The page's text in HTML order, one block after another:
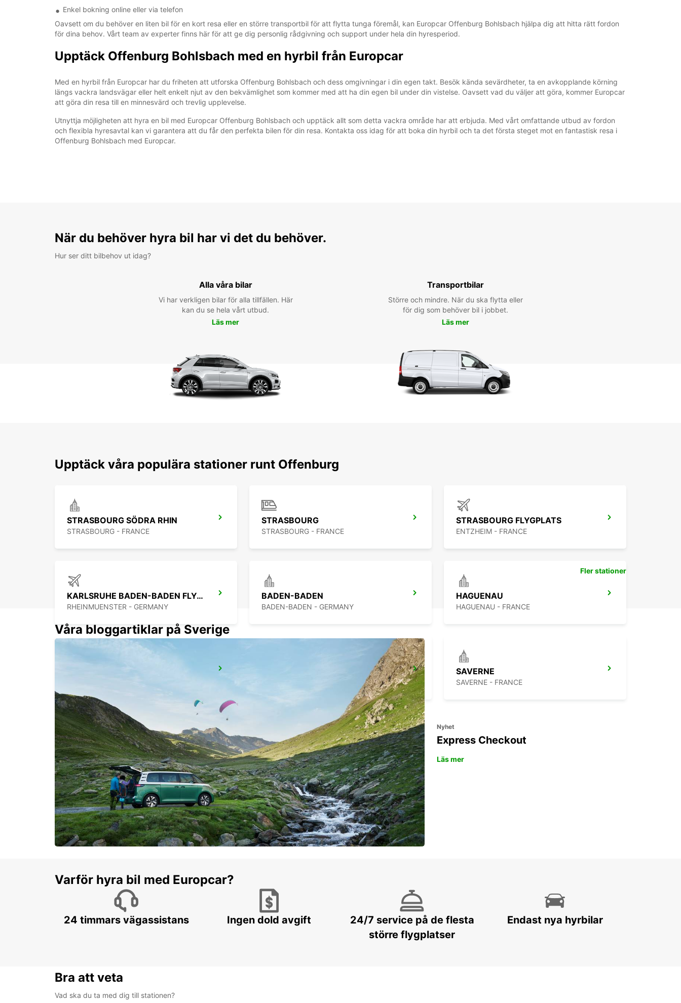
Enkel bokning online eller via telefon
Oavsett om du behöver en liten bil för en kort resa eller en större transportbil för att flytta tunga föremål, kan Europcar Offenburg Bohlsbach hjälpa dig att hitta rätt fordon
för dina behov. Vårt team av experter finns här för att ge dig personlig rådgivning och support under hela din hyresperiod.
Upptäck Offenburg Bohlsbach med en hyrbil från Europcar
Med en hyrbil från Europcar har du friheten att utforska Offenburg Bohlsbach och dess omgivningar i din egen takt. Besök kända sevärdheter, ta en avkopplande körning
längs vackra landsvägar eller helt enkelt njut av den bekvämlighet som kommer med att ha din egen bil under din vistelse. Oavsett vad du väljer att göra, kommer Europcar
att göra din resa till en minnesvärd och trevlig upplevelse.
Utnyttja möjligheten att hyra en bil med Europcar Offenburg Bohlsbach och upptäck allt som detta vackra område har att erbjuda. Med vårt omfattande utbud av fordon
och flexibla hyresavtal kan vi garantera att du får den perfekta bilen för din resa. Kontakta oss idag för att boka din hyrbil och ta det första steget mot en fantastisk resa i
Offenburg Bohlsbach med Europcar.
När du behöver hyra bil har vi det du behöver.
Hur ser ditt bilbehov ut idag?
Alla våra bilar
Vi har verkligen bilar för alla tillfällen. Här
kan du se hela vårt utbud.
Läs mer
Transportbilar
Större och mindre. När du ska flytta eller
för dig som behöver bil i jobbet.
Läs mer
Upptäck våra populära stationer runt Offenburg
STRASBOURG SÖDRA RHIN
STRASBOURG - FRANCE
STRASBOURG
STRASBOURG - FRANCE
STRASBOURG FLYGPLATS
ENTZHEIM - FRANCE
KARLSRUHE BADEN-BADEN FLYGPLATS
RHEINMUENSTER - GERMANY
BADEN-BADEN
BADEN-BADEN - GERMANY
HAGUENAU
HAGUENAU - FRANCE
SAVERNE
SAVERNE - FRANCE
Fler stationer
Våra bloggartiklar på Sverige
Nyhet
Express Checkout
Läs mer
Varför hyra bil med Europcar?
24 timmars vägassistans Ingen dold avgift
24/7 service på de flesta
större flygplatser
Endast nya hyrbilar
Bra att veta
Vad ska du ta med dig till stationen?